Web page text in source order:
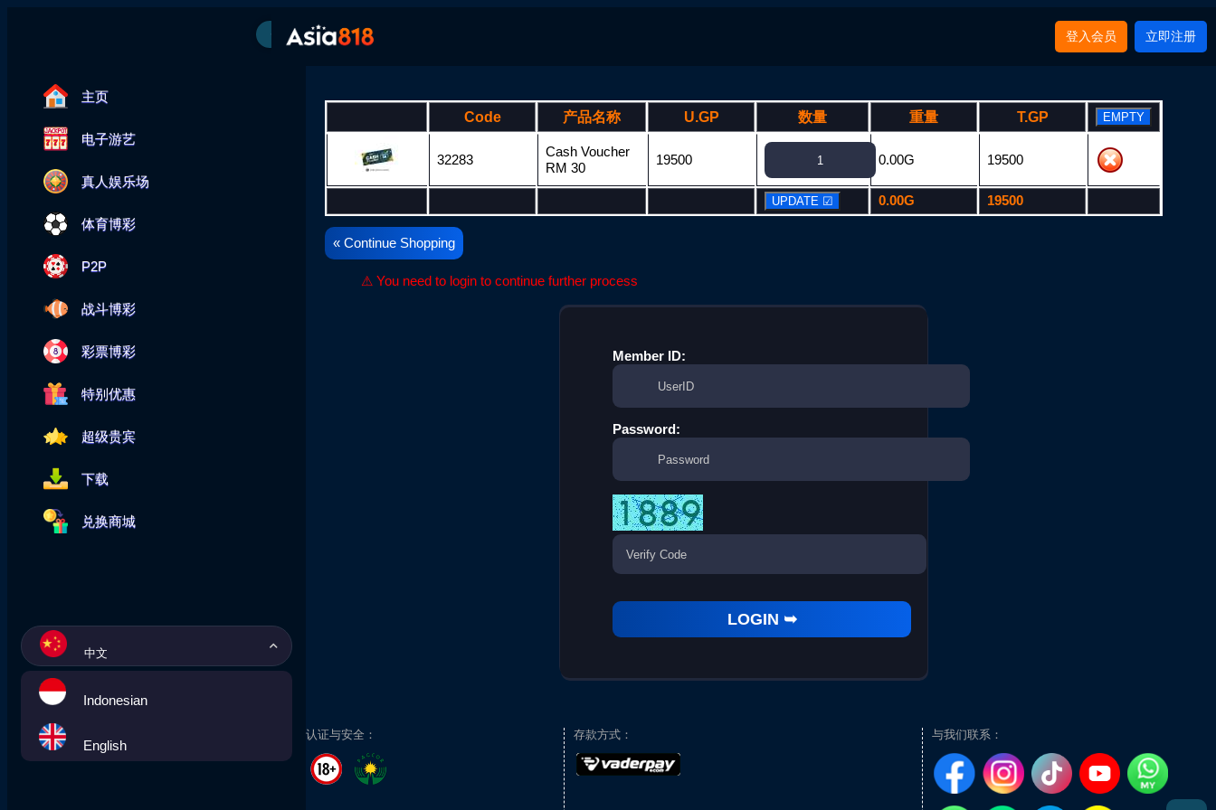
主页
电子游艺
真人娱乐场
体育博彩
P2P
战斗博彩
彩票博彩
特别优惠
超级贵宾
下载
兑换商城
中文
Indonesian
English
登入会员 立即注册
Code 产品名称 U.GP 数量 重量 T.GP
32283
Cash Voucher
RM 30
19500 0.00G 19500
0.00G 19500
« Continue Shopping
⚠ You need to login to continue further process
Member ID:
Password:
认证与安全： 存款方式： 与我们联系：